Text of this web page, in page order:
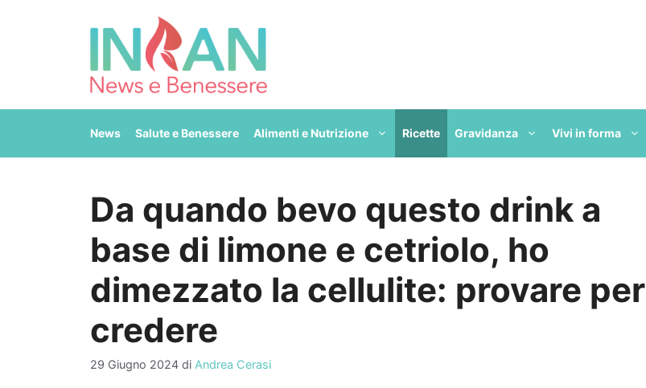
News Salute e Benessere Alimenti e Nutrizione Ricette Gravidanza Vivi in forma
Da quando bevo questo drink a
base di limone e cetriolo, ho
dimezzato la cellulite: provare per
credere
29 Giugno 2024 di Andrea Cerasi